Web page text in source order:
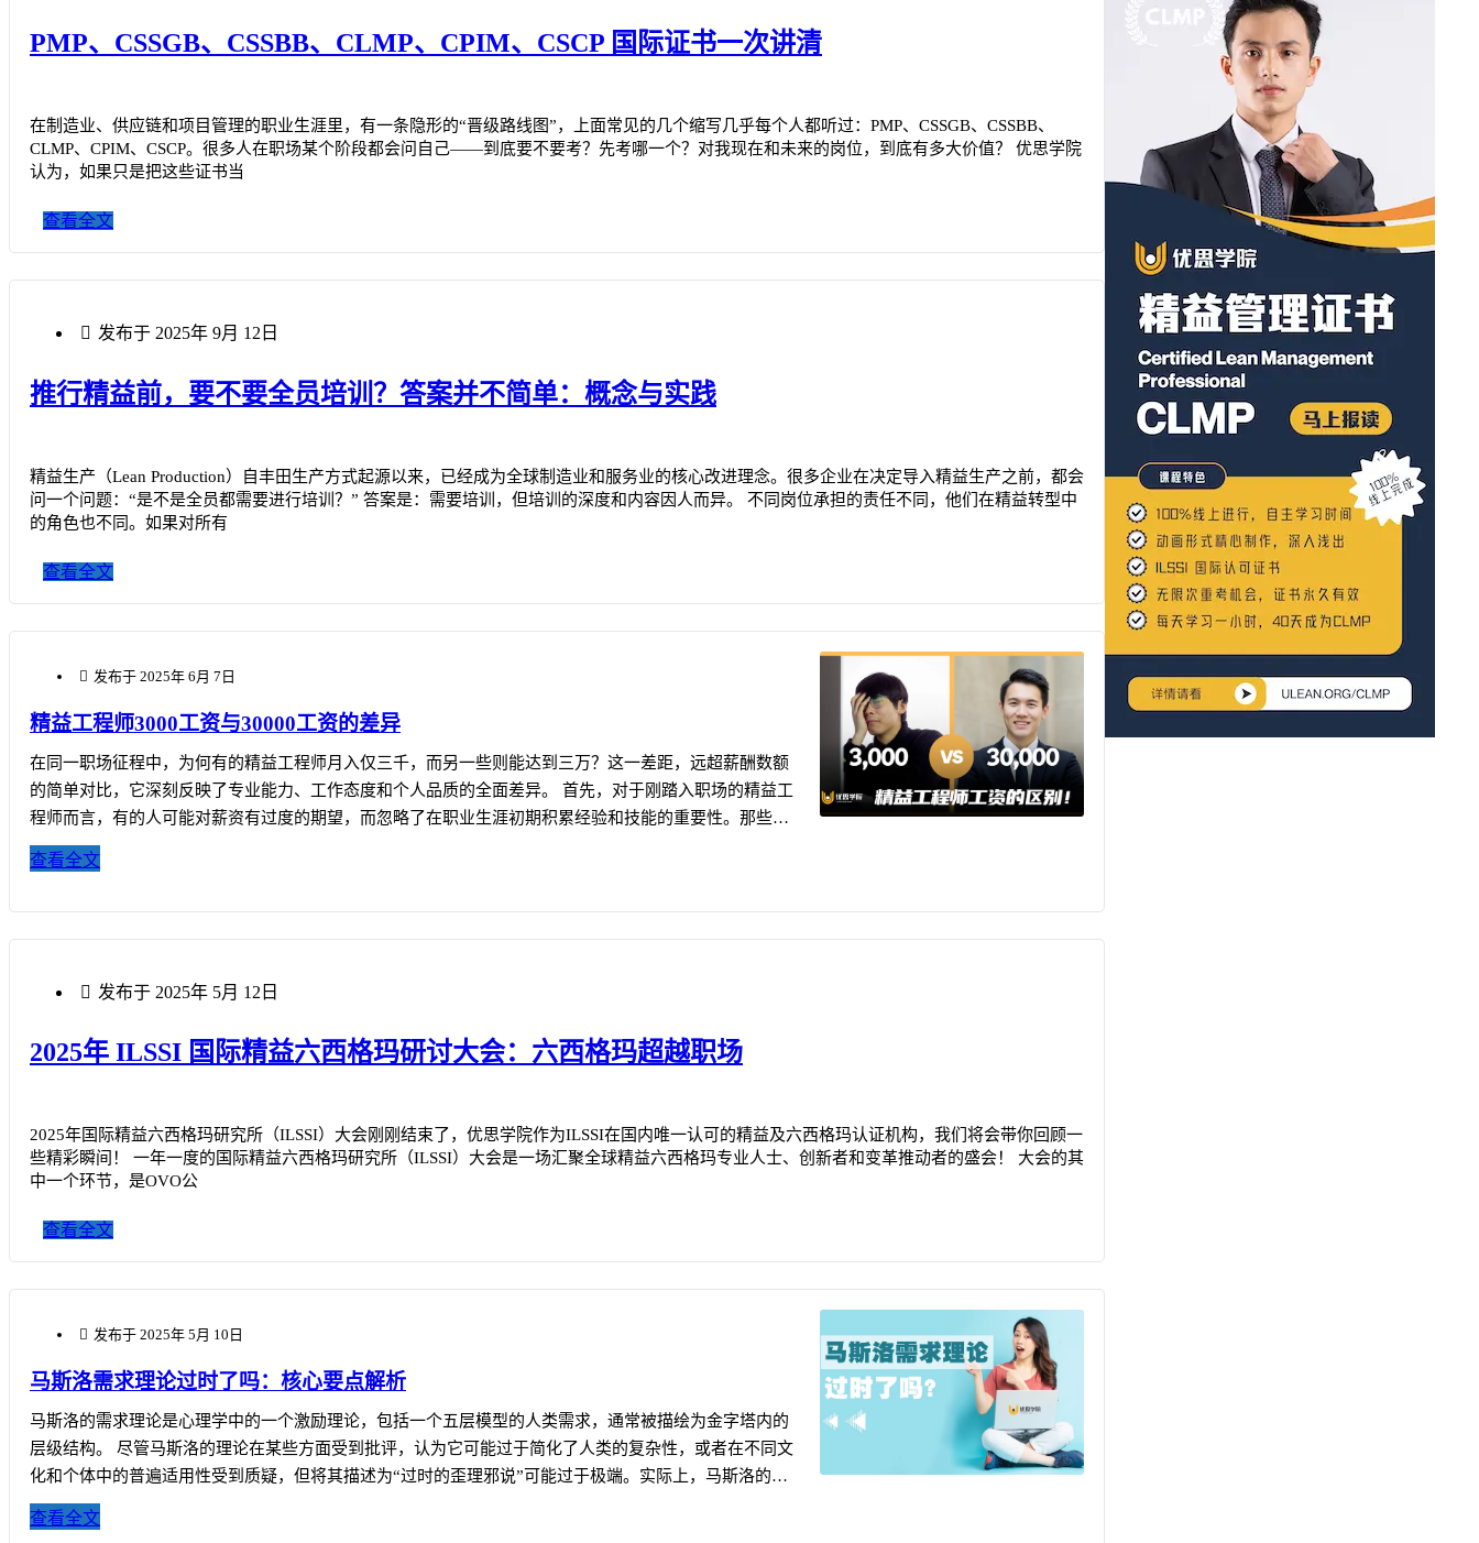
PMP、CSSGB、CSSBB、CLMP、CPIM、CSCP 国际证书一次讲清
在制造业、供应链和项目管理的职业生涯里，有一条隐形的“晋级路线图”，上面常见的几个缩写几乎每个人都听过：PMP、CSSGB、CSSBB、
CLMP、CPIM、CSCP。很多人在职场某个阶段都会问自己——到底要不要考？先考哪一个？对我现在和未来的岗位，到底有多大价值？ 优思学院
认为，如果只是把这些证书当
查看全文
发布于 2025年 9月 12日
推行精益前，要不要全员培训？答案并不简单：概念与实践
精益生产（Lean Production）自丰田生产方式起源以来，已经成为全球制造业和服务业的核心改进理念。很多企业在决定导入精益生产之前，都会
问一个问题：“是不是全员都需要进行培训？” 答案是：需要培训，但培训的深度和内容因人而异。 不同岗位承担的责任不同，他们在精益转型中
的角色也不同。如果对所有
查看全文
发布于2025年 6月 7日
精益工程师3000工资与30000工资的差异
在同一职场征程中，为何有的精益工程师月入仅三千，而另一些则能达到三万？这一差距，远超薪酬数额
的简单对比，它深刻反映了专业能力、工作态度和个人品质的全面差异。 首先，对于刚踏入职场的精益工
程师而言，有的人可能对薪资有过度的期望，而忽略了在职业生涯初期积累经验和技能的重要性。那些真
正优秀的工程师，他们深
查看全文
发布于 2025年 5月 12日
2025年 ILSSI 国际精益六西格玛研讨大会：六西格玛超越职场
2025年国际精益六西格玛研究所（ILSSI）大会刚刚结束了，优思学院作为ILSSI在国内唯一认可的精益及六西格玛认证机构，我们将会带你回顾一
些精彩瞬间！ 一年一度的国际精益六西格玛研究所（ILSSI）大会是一场汇聚全球精益六西格玛专业人士、创新者和变革推动者的盛会！ 大会的其
中一个环节，是OVO公
查看全文
发布于2025年 5月 10日
马斯洛需求理论过时了吗：核心要点解析
马斯洛的需求理论是心理学中的一个激励理论，包括一个五层模型的人类需求，通常被描绘为金字塔内的
层级结构。 尽管马斯洛的理论在某些方面受到批评，认为它可能过于简化了人类的复杂性，或者在不同文
化和个体中的普遍适用性受到质疑，但将其描述为“过时的歪理邪说”可能过于极端。实际上，马斯洛的理
论在某些领域仍具有启
查看全文